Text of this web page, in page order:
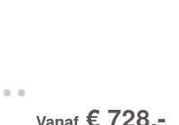
€ 728,-